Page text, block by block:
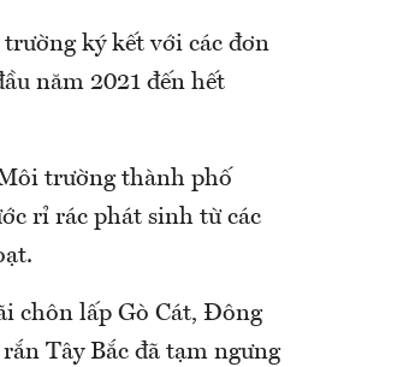
ký kết với các đơn
năm 2021 đến hết
trường thành phố
rỉ rác phát sinh từ các
chôn lấp Gò Cát, Đông
Tây Bắc đã tạm ngưng